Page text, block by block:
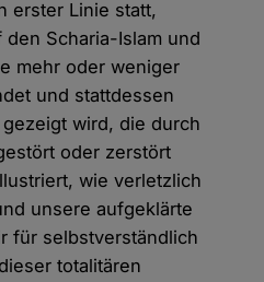
erster Linie statt,
Scharia-Islam und
mehr oder weniger
und stattdessen
wird, die durch
oder zerstört
wie verletzlich
unsere aufgeklärte
für selbstverständlich
totalitären